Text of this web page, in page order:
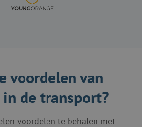
voordelen van
de transport?
voordelen te behalen met